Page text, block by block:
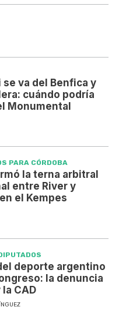
se va del Benfica y
cuándo podría
Monumental
PARA CÓRDOBA
la terna arbitral
entre River y
el Kempes
deporte argentino
la denuncia
la CAD